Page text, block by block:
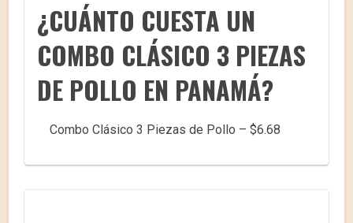
¿CUÁNTO CUESTA UN
COMBO CLÁSICO 3 PIEZAS
DE POLLO EN PANAMÁ?
Combo Clásico 3 Piezas de Pollo – $6.68